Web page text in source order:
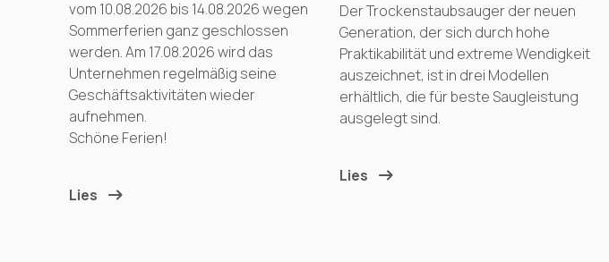
vom 10.08.2026 bis 14.08.2026 wegen
Sommerferien ganz geschlossen
werden. Am 17.08.2026 wird das
Unternehmen regelmäßig seine
Geschäftsaktivitäten wieder
aufnehmen.
Schöne Ferien!
Lies
Der Trockenstaubsauger der neuen
Generation, der sich durch hohe
Praktikabilität und extreme Wendigkeit
auszeichnet, ist in drei Modellen
erhältlich, die für beste Saugleistung
ausgelegt sind.
Lies